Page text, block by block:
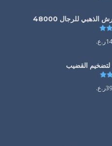
للرجال 48000
تم التقييم
ر.ع.
لتضخيم القضيب
تم التقييم
ر.ع.